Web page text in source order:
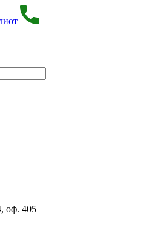
оф. 405